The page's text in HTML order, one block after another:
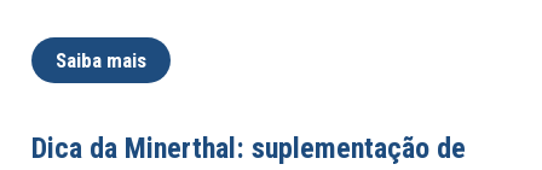
Saiba mais
Dica da Minerthal: suplementação de